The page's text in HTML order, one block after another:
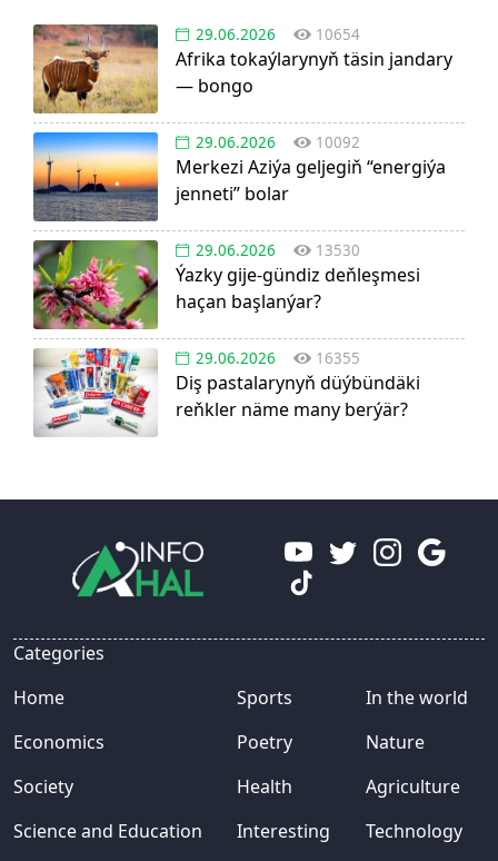
29.06.2026 10654
Afrika tokaýlarynyň täsin jandary
— bongo
29.06.2026 10092
Merkezi Aziýa geljegiň “energiýa
jenneti” bolar
29.06.2026 13530
Ýazky gije-gündiz deňleşmesi
haçan başlanýar?
29.06.2026 16355
Diş pastalarynyň düýbündäki
reňkler näme many berýär?
Categories
Home
Economics
Society
Science and Education
Sports
Poetry
Health
Interesting
In the world
Nature
Agriculture
Technology